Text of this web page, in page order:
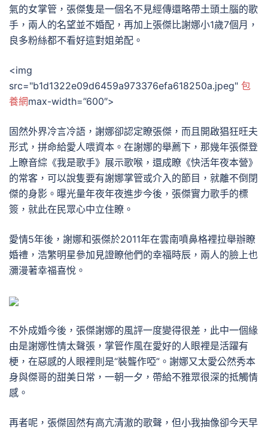
氣的女掌管，張傑隻是一個名不見經傳還略帶土頭土腦的歌
手，兩人的名望並不婚配，再加上張傑比謝娜小1歲7個月，
良多粉絲都不看好這對姐弟配。
<img
src="b1d1322e09d6459a973376efa618250a.jpeg" 包
養網max-width=”600″>
固然外界冷言冷語，謝娜卻認定瞭張傑，而且開啟猖狂旺夫
形式，拼命給愛人喂資本。在謝娜的舉薦下，那幾年張傑登
上瞭音綜《我是歌手》展示歌喉，還成瞭《快活年夜本營》
的常客，可以說隻要有謝娜掌管或介入的節目，就離不倒閉
傑的身影。曝光量年夜年夜進步今後，張傑實力歌手的標
簽，就此在民眾心中立住瞭。
愛情5年後，謝娜和張傑於2011年在雲南噴鼻格裡拉舉辦瞭
婚禮，浩繁明星參加見證瞭他們的幸福時辰，兩人的臉上也
瀰漫著幸福喜悅。
不外成婚今後，張傑謝娜的風評一度變得很差，此中一個緣
由是謝娜性情太聲張，掌管作風在愛好的人眼裡是活躍有
梗，在惡感的人眼裡則是“裝聾作啞”。謝娜又太愛公然秀本
身與傑哥的甜美日常，一朝一夕，帶給不雅眾很深的抵觸情
感。
再者呢，張傑固然有高亢清澈的歌聲，但小我抽像卻今天早